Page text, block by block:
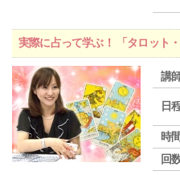
実際に占って学ぶ！ 「タロット・
講
日
時間
回